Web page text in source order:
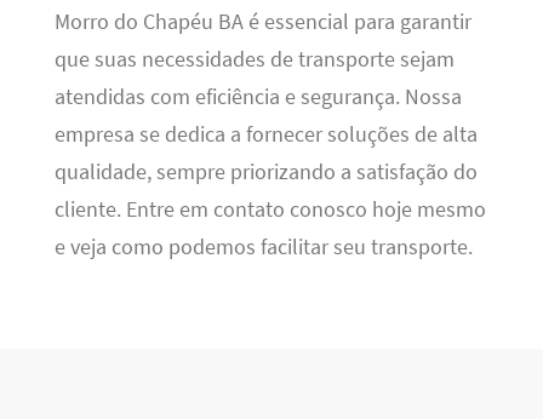
Morro do Chapéu BA é essencial para garantir
que suas necessidades de transporte sejam
atendidas com eficiência e segurança. Nossa
empresa se dedica a fornecer soluções de alta
qualidade, sempre priorizando a satisfação do
cliente. Entre em contato conosco hoje mesmo
e veja como podemos facilitar seu transporte.